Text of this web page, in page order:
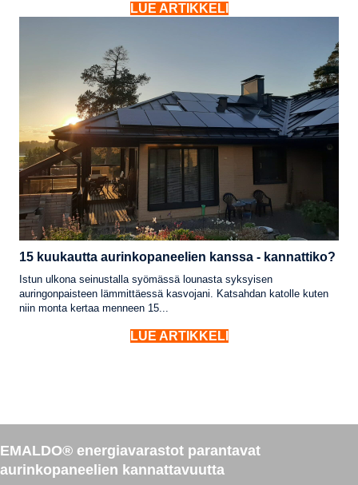
LUE ARTIKKELI
15 kuukautta aurinkopaneelien kanssa - kannattiko?
Istun ulkona seinustalla syömässä lounasta syksyisen
auringonpaisteen lämmittäessä kasvojani. Katsahdan katolle kuten
niin monta kertaa menneen 15...
LUE ARTIKKELI
EMALDO® energiavarastot parantavat
aurinkopaneelien kannattavuutta